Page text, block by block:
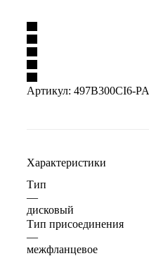
Артикул: 497B300CI6-PA
Характеристики
Тип
—
дисковый
Тип присоединения
—
межфланцевое